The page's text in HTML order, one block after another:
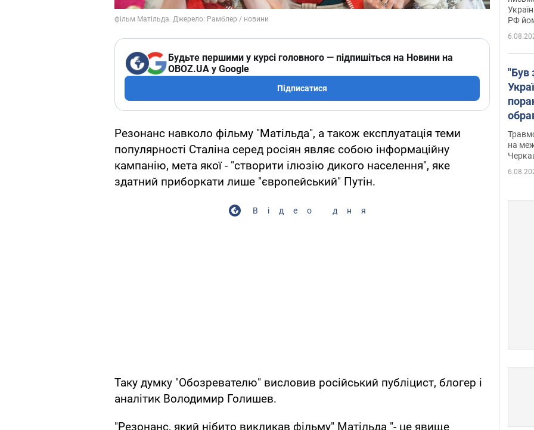
Будьте першими у курсі головного — підпишіться на Новини на
OBOZ.UA у Google
Підписатися
Резонанс навколо фільму "Матільда", а також експлуатація теми
популярності Сталіна серед росіян являє собою інформаційну
кампанію, мета якої - "створити ілюзію дикого населення", яке
здатний приборкати лише "європейський" Путін.
Відео дня
Таку думку "Обозревателю" висловив російський публіцист, блогер і
аналітик Володимир Голишев.
"Резонанс, який нібито викликав фільму" Матільда "- це явище
РФ
"Був
Фото
на